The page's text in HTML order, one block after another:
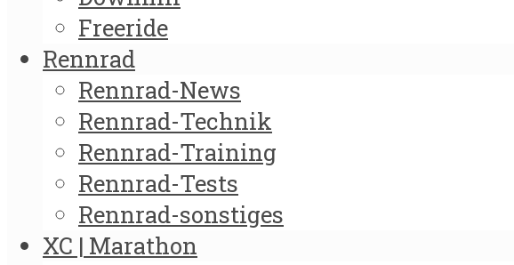
Freeride
Rennrad
Rennrad-News
Rennrad-Technik
Rennrad-Training
Rennrad-Tests
Rennrad-sonstiges
XC | Marathon